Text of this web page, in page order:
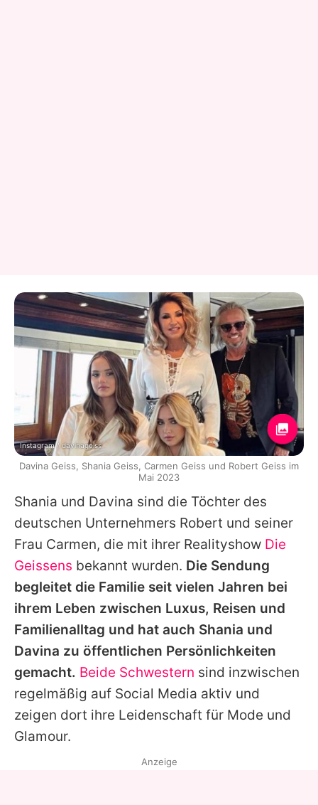
Shania und Davina sind die Töchter des
deutschen Unternehmers Robert und seiner
Frau Carmen, die mit ihrer Realityshow Die
Geissens bekannt wurden. Die Sendung
begleitet die Familie seit vielen Jahren bei
ihrem Leben zwischen Luxus, Reisen und
Familienalltag und hat auch Shania und
Davina zu öffentlichen Persönlichkeiten
gemacht. Beide Schwestern sind inzwischen
regelmäßig auf Social Media aktiv und
zeigen dort ihre Leidenschaft für Mode und
Glamour.
Instagram / davinageiss
Davina Geiss, Shania Geiss, Carmen Geiss und Robert Geiss im
Mai 2023
Anzeige